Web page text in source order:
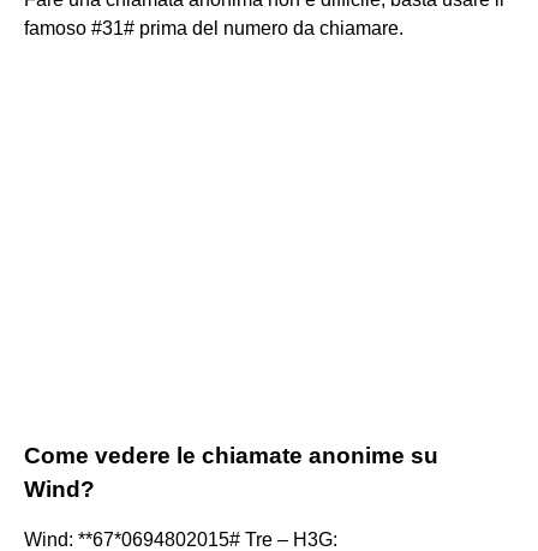
famoso #31# prima del numero da chiamare.
Come vedere le chiamate anonime su
Wind?
Wind: **67*0694802015# Tre – H3G: